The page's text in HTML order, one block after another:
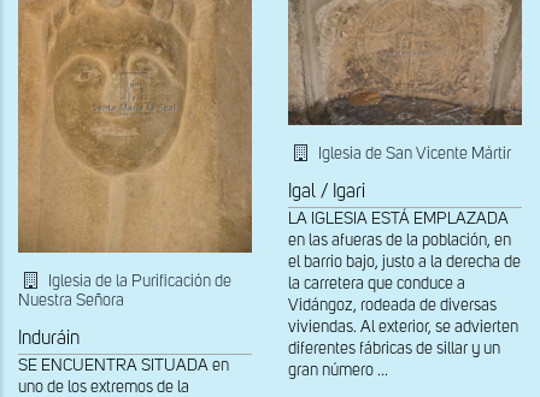
Iglesia de la Purificación de
Nuestra Señora
Induráin
SE ENCUENTRA SITUADA en
uno de los extremos de la
Iglesia de San Vicente Mártir
Igal / Igari
LA IGLESIA ESTÁ EMPLAZADA
en las afueras de la población, en
el barrio bajo, justo a la derecha de
la carretera que conduce a
Vidángoz, rodeada de diversas
viviendas. Al exterior, se advierten
diferentes fábricas de sillar y un
gran número ...